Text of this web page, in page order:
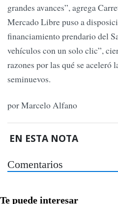
grandes avances”, agrega
Mercado Libre puso a
financiamiento prendario del
vehículos con un solo clic”,
razones por las qué se aceleró
seminuevos.
por Marcelo Alfano
EN ESTA NOTA
Comentarios